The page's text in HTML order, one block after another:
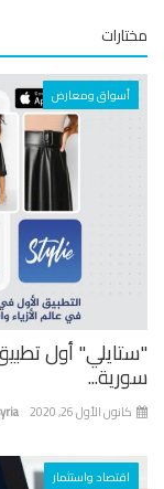
أسواق ومعارض
أول تطبيق
الأول 26, 2020
اقتصاد واستثمار